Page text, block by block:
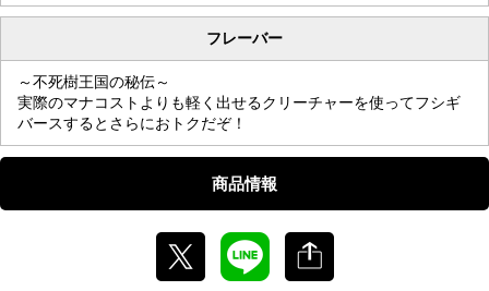
フレーバー
～不死樹王国の秘伝～
実際のマナコストよりも軽く出せるクリーチャーを使ってフシギ
バースするとさらにおトクだぞ！
商品情報